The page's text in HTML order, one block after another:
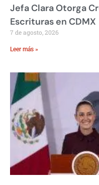
Jefa Clara Otorga
Escrituras en CDMX
7 de agosto, 2026
Leer más »